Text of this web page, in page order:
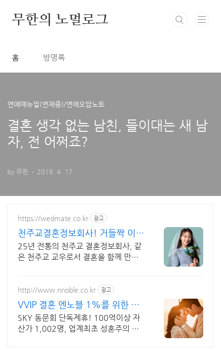
무한의 노멀로그
홈 방명록
연애매뉴얼(연재중)/연애오답노트
결혼 생각 없는 남친, 들이대는 새 남
자, 전 어쩌죠?
by 무한 2019. 4. 17.
https://wedmate.co.kr 광고
천주교결혼정보회사! 거들짝 이상
형 프로필 무료 받아보기
25년 전통의 천주교 결혼정보회사, 같
은 천주교 교우로서 결혼을 함께 만듭
http://www.nnoble.co.kr 광고
VVIP 결혼 엔노블 1%를 위한 상
류층 결정사
SKY 동문회 단독제휴! 100억이상 자
산가 1,002명, 업계최초 성혼주의 시